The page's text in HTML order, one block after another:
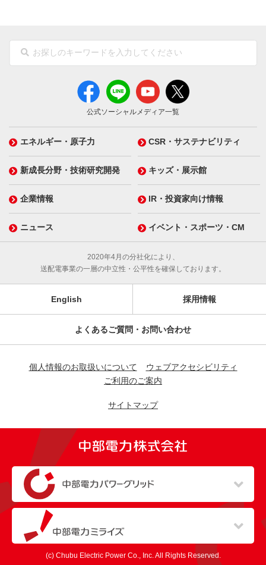
公式ソーシャルメディア一覧
エネルギー・原子力 CSR・サステナビリティ
新成長分野・技術研究開発 キッズ・展示館
企業情報 IR・投資家向け情報
ニュース イベント・スポーツ・CM
2020年4月の分社化により、
送配電事業の一層の中立性・公平性を確保しております。
English 採用情報
よくあるご質問・お問い合わせ
個人情報のお取扱いについて
ウェブアクセシビリティ
ご利用のご案内
サイトマップ
（新しいウィンドウを開きます）
（新しいウィンドウを開きます）
(c) Chubu Electric Power Co., Inc. All Rights Reserved.